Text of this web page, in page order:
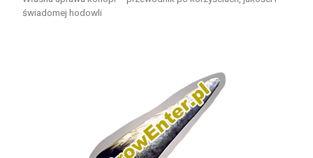
świadomej hodowli